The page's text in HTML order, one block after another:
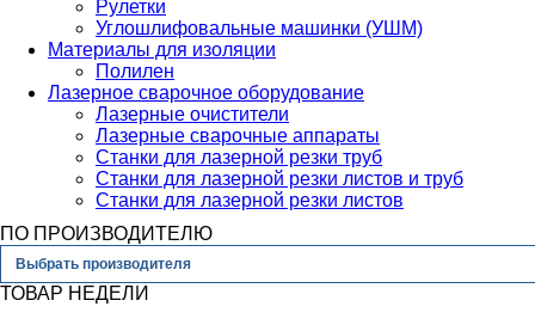
Рулетки
Углошлифовальные машинки (УШМ)
Материалы для изоляции
Полилен
Лазерное сварочное оборудование
Лазерные очистители
Лазерные сварочные аппараты
Станки для лазерной резки труб
Станки для лазерной резки листов и труб
Станки для лазерной резки листов
ПО ПРОИЗВОДИТЕЛЮ
Выбрать производителя
ТОВАР НЕДЕЛИ